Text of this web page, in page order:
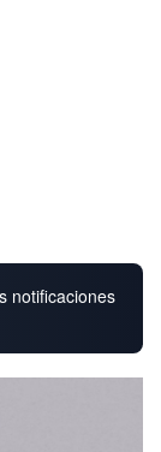
notificaciones